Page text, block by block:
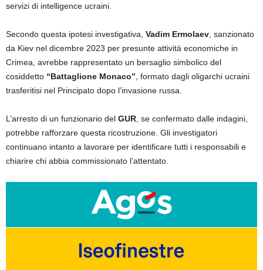
servizi di intelligence ucraini.
Secondo questa ipotesi investigativa, Vadim Ermolaev , sanzionato
da Kiev nel dicembre 2023 per presunte attività economiche in
Crimea, avrebbe rappresentato un bersaglio simbolico del
cosiddetto “Battaglione Monaco” , formato dagli oligarchi ucraini
trasferitisi nel Principato dopo l’invasione russa.
L’arresto di un funzionario del GUR , se confermato dalle indagini,
potrebbe rafforzare questa ricostruzione. Gli investigatori
continuano intanto a lavorare per identificare tutti i responsabili e
chiarire chi abbia commissionato l’attentato.